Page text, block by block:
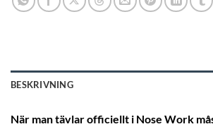
BESKRIVNING
När man tävlar officiellt i Nose Work